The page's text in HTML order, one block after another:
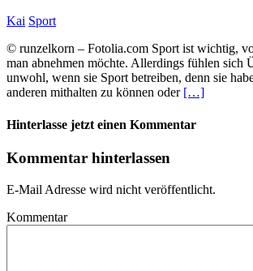
Kai Sport
© runzelkorn – Fotolia.com Sport ist wichtig,
man abnehmen möchte. Allerdings fühlen sich
unwohl, wenn sie Sport betreiben, denn sie
anderen mithalten zu können oder […]
Hinterlasse jetzt einen Kommentar
Kommentar hinterlassen
E-Mail Adresse wird nicht veröffentlicht.
Kommentar